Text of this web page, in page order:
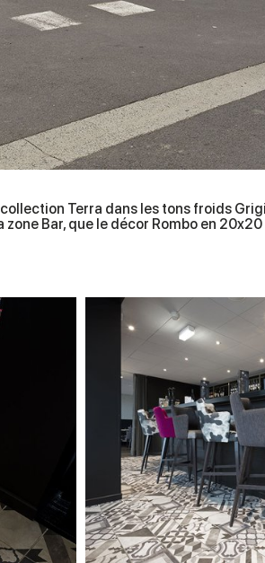
Terra dans les tons froids
Bar, que le décor Rombo en